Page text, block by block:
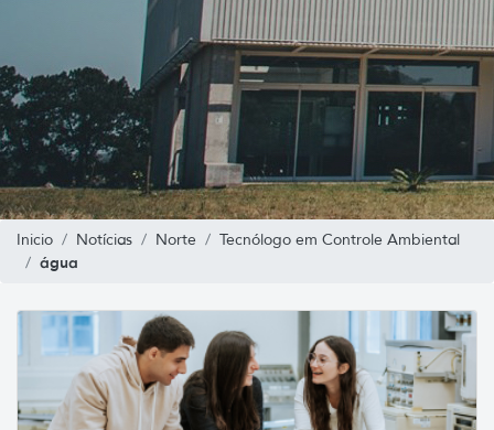
Inicio Notícias Norte Tecnólogo em Controle Ambiental
água